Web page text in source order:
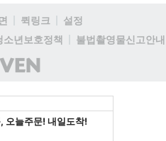
퀵링크
설정
소년보호정책
불법촬영물신고안내
(주)
인